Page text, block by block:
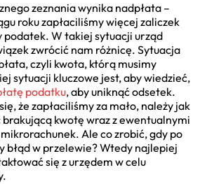
zeznania wynika nadpłata –
roku zapłaciliśmy więcej zaliczek
podatek. W takiej sytuacji urząd
zwrócić nam różnicę. Sytuacja
czyli kwota, którą musimy
sytuacji kluczowe jest, aby wiedzieć,
podatku, aby uniknąć odsetek.
że zapłaciliśmy za mało, należy jak
kwotę wraz z ewentualnymi
Ale co zrobić, gdy po
błąd w przelewie? Wtedy najlepiej
się z urzędem w celu